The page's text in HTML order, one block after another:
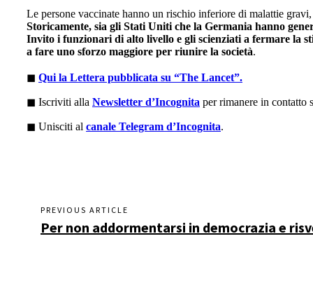
Le persone vaccinate hanno un rischio inferiore di malattie
Storicamente, sia gli Stati Uniti che la Germania hanno
Invito i funzionari di alto livello e gli scienziati a fermare la
a fare uno sforzo maggiore per riunire la società.
◼︎ Qui la Lettera pubblicata su “The Lancet”.
◼︎ Iscriviti alla Newsletter d’Incognita per rimanere in contatto
◼︎ Unisciti al canale Telegram d’Incognita.
PREVIOUS ARTICLE
Per non addormentarsi in democrazia e